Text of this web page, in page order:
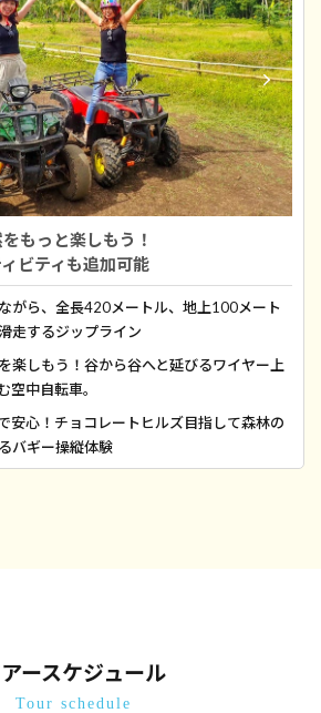
もっと楽しもう！
ビティも追加可能
がら、全長420メートル、地上100メート
走するジップライン
楽しもう！谷から谷へと延びるワイヤー上
空中自転車。
安心！チョコレートヒルズ目指して森林の
バギー操縦体験
ースケジュール
Tour schedule